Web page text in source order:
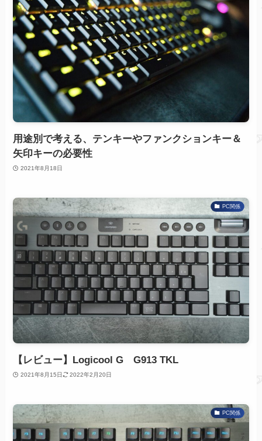
用途別で考える、テンキーやファンクションキー＆
矢印キーの必要性
2021年8月18日
PC関係
【レビュー】Logicool G G913 TKL
2021年8月15日 2022年2月20日
PC関係